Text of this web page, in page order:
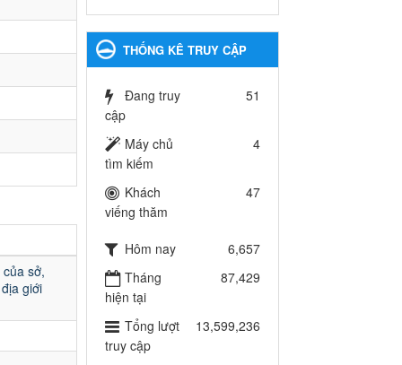
sở,
giới
thẩm quyền giải quyết của sở,
ban, ngành, Ủy ban nhân dân
cấp xã thực hiện phi địa giới
hành chính trên địa bàn tỉnh
Bình Dương
Ngày ban hành: 13/03/2025
Kế hoạch Phổ biến, giáo
dục pháp luật năm 2025 của
thành phố Bến Cát
pháp luật năm 2025 của
ngành Giáo dục và Đào tạo
thành phố Bến Cát
Ngày ban hành: 28/02/2025
THỐNG KÊ TRUY CẬP
Đang truy
cập
51
Máy chủ
tìm kiếm
4
Khách
viếng thăm
47
Hôm nay
6,657
Tháng
hiện tại
87,429
Tổng lượt
truy cập
13,599,236